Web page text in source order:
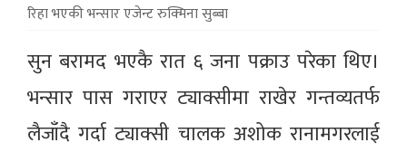
रिहा भएकी भन्सार एजेन्ट रुक्मिना सुब्बा
सुन बरामद भएकै रात ६ जना पक्राउ परेका थिए।
भन्सार पास गराएर ट्याक्सीमा राखेर गन्तव्यतर्फ
लैजाँदै गर्दा ट्याक्सी चालक अशोक रानामगरलाई